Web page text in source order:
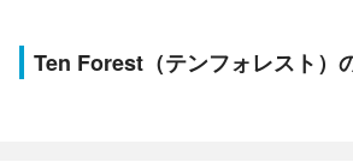
Ten Forest（テンフォレスト）